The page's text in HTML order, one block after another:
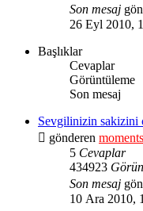
Son mesaj
26 Eyl 2010,
Başlıklar
Cevaplar
Görüntüleme
Son mesaj
Sevgilinizin sakizini
gönderen moments
5 Cevaplar
434923
Son mesaj
10 Ara 2010,